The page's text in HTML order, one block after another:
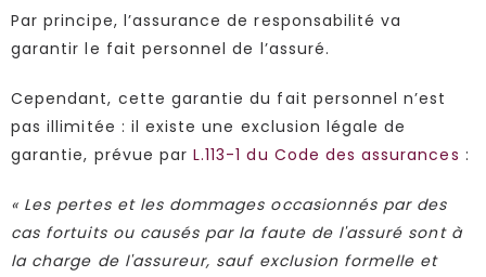
Par principe, l’assurance de responsabilité va
garantir le fait personnel de l’assuré.
Cependant, cette garantie du fait personnel n’est
pas illimitée : il existe une exclusion légale de
garantie, prévue parL.113-1 du Code des assurances :
« Les pertes et les dommages occasionnés par des
cas fortuits ou causés par la faute de l'assuré sont à
la charge de l'assureur, sauf exclusion formelle et